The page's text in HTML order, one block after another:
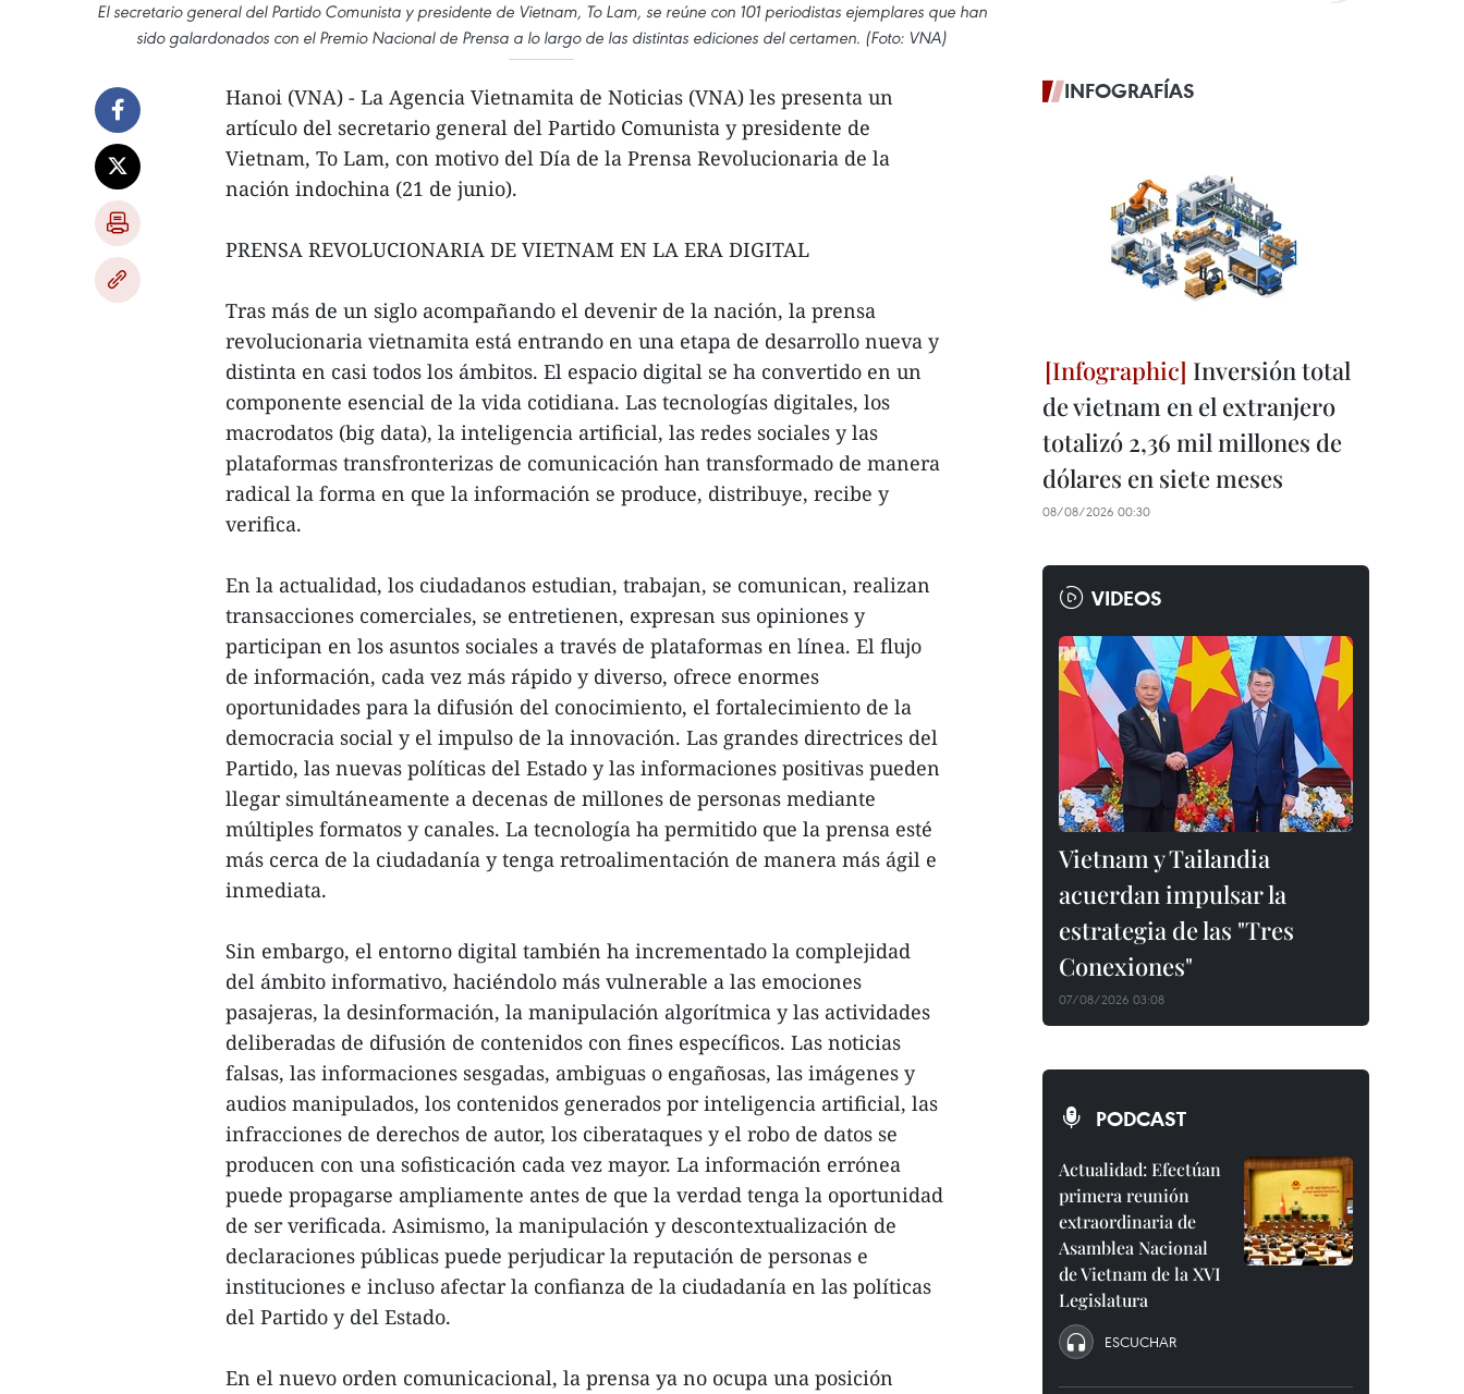
El secretario general del Partido Comunista y presidente de Vietnam, To Lam, se reúne con 101 periodistas ejemplares que han
sido galardonados con el Premio Nacional de Prensa a lo largo de las distintas ediciones del certamen. (Foto: VNA)
Hanoi (VNA) - La Agencia Vietnamita de Noticias (VNA) les presenta un
artículo del secretario general del Partido Comunista y presidente de
Vietnam, To Lam, con motivo del Día de la Prensa Revolucionaria de la
nación indochina (21 de junio).
PRENSA REVOLUCIONARIA DE VIETNAM EN LA ERA DIGITAL
Tras más de un siglo acompañando el devenir de la nación, la prensa
revolucionaria vietnamita está entrando en una etapa de desarrollo nueva y
distinta en casi todos los ámbitos. El espacio digital se ha convertido en un
componente esencial de la vida cotidiana. Las tecnologías digitales, los
macrodatos (big data), la inteligencia artificial, las redes sociales y las
plataformas transfronterizas de comunicación han transformado de manera
radical la forma en que la información se produce, distribuye, recibe y
verifica.
En la actualidad, los ciudadanos estudian, trabajan, se comunican, realizan
transacciones comerciales, se entretienen, expresan sus opiniones y
participan en los asuntos sociales a través de plataformas en línea. El flujo
de información, cada vez más rápido y diverso, ofrece enormes
oportunidades para la difusión del conocimiento, el fortalecimiento de la
democracia social y el impulso de la innovación. Las grandes directrices del
Partido, las nuevas políticas del Estado y las informaciones positivas pueden
llegar simultáneamente a decenas de millones de personas mediante
múltiples formatos y canales. La tecnología ha permitido que la prensa esté
más cerca de la ciudadanía y tenga retroalimentación de manera más ágil e
inmediata.
Sin embargo, el entorno digital también ha incrementado la complejidad
del ámbito informativo, haciéndolo más vulnerable a las emociones
pasajeras, la desinformación, la manipulación algorítmica y las actividades
deliberadas de difusión de contenidos con fines específicos. Las noticias
falsas, las informaciones sesgadas, ambiguas o engañosas, las imágenes y
audios manipulados, los contenidos generados por inteligencia artificial, las
infracciones de derechos de autor, los ciberataques y el robo de datos se
producen con una sofisticación cada vez mayor. La información errónea
puede propagarse ampliamente antes de que la verdad tenga la oportunidad
de ser verificada. Asimismo, la manipulación y descontextualización de
declaraciones públicas puede perjudicar la reputación de personas e
instituciones e incluso afectar la confianza de la ciudadanía en las políticas
del Partido y del Estado.
En el nuevo orden comunicacional, la prensa ya no ocupa una posición
INFOGRAFÍAS
Inversión total
de vietnam en el extranjero
totalizó 2,36 mil millones de
dólares en siete meses
08/08/2026 00:30
VIDEOS
Vietnam y Tailandia
acuerdan impulsar la
estrategia de las "Tres
Conexiones"
07/08/2026 03:08
PODCAST
Actualidad: Efectúan
primera reunión
extraordinaria de
Asamblea Nacional
de Vietnam de la XVI
Legislatura
ESCUCHAR